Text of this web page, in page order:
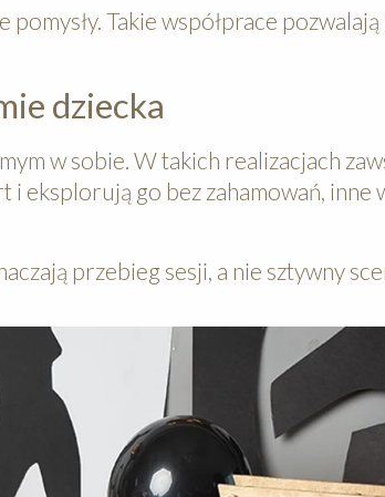
Takie współprace
dziecka
w sobie. W takich realizacjach
i eksplorują go bez zahamowań, inne
przebieg sesji, a nie sztywny